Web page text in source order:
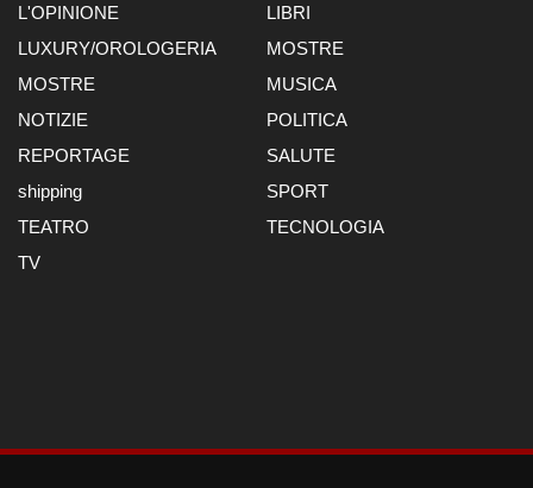
L'OPINIONE
LIBRI
LUXURY/OROLOGERIA
MOSTRE
MOSTRE
MUSICA
NOTIZIE
POLITICA
REPORTAGE
SALUTE
shipping
SPORT
TEATRO
TECNOLOGIA
TV